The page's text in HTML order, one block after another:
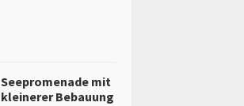
Seepromenade mit
kleinerer Bebauung